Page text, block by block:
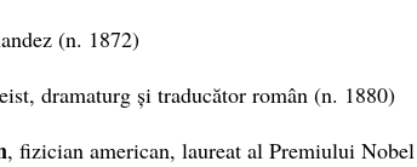
(n. 1872)
dramaturg și traducător român (n. 1880)
, fizician american, laureat al Premiului